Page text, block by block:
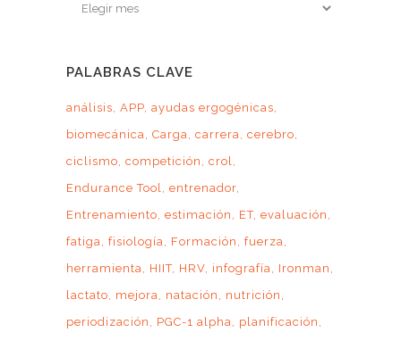
PALABRAS CLAVE
análisis APP ayudas ergogénicas
biomecánica Carga carrera cerebro
ciclismo competición
crol
Endurance Tool entrenador
Entrenamiento estimación ET evaluación
fatiga fisiología Formación
fuerza
herramienta
HIIT HRV infografía
Ironman
lactato
mejora natación
nutrición
periodización
PGC-1 alpha
planificación